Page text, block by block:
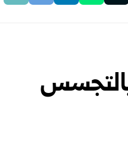
بالتجسس